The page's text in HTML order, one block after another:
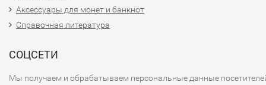
- Экономика Анголы зависит в основном от экспортной
добычи нефти, что значительно влияет на стабильность
экономическими вызовами, такими как инфляция и
Аксессуары для монет и банкнот
Справочная литература
СОЦСЕТИ
Мы получаем и обрабатываем персональные данные